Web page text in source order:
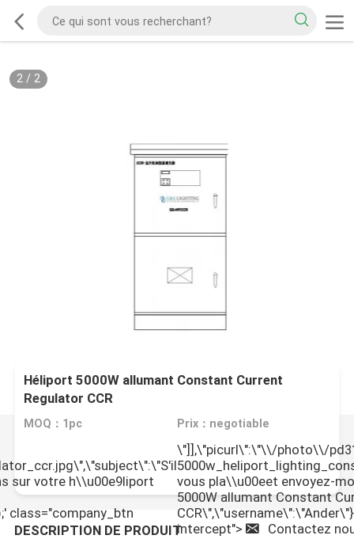
2/ 2
Héliport 5000W allumant Constant Current
Regulator CCR
MOQ：1pc Prix：negotiable
sur votre h\\u00e9liport
class="company_btn
\"]],\"picurl\":\"\\/photo\\/
vous pla\\u00eet envoyez-
5000W allumant Constant
intercept">
Contactez
DESCRIPTION DE PRODUIT